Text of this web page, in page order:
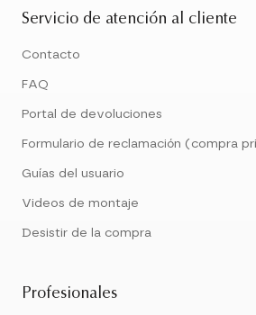
Servicio de atención al cliente
Contacto
FAQ
Portal de devoluciones
Formulario de reclamación (compra
Guías del usuario
Videos de montaje
Desistir de la compra
Profesionales